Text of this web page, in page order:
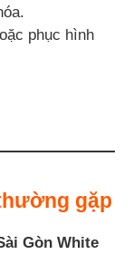
phục hình
gặp
Gòn White